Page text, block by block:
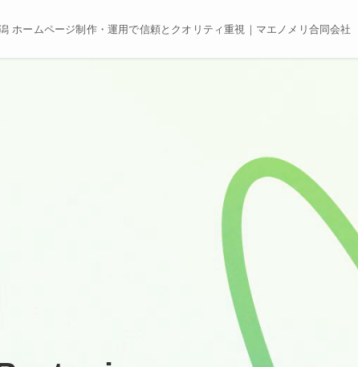
ホームページ制作・運用で信頼とクオリティ重視｜マエノメリ合同会社